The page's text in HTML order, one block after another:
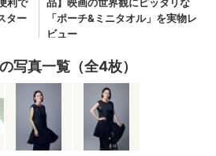
写真一覧（全4枚）